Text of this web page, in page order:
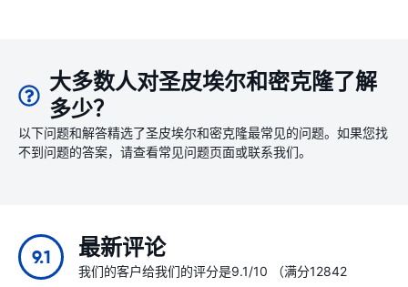
大多数人对圣皮埃尔和密克隆了解
多少？
以下问题和解答精选了圣皮埃尔和密克隆最常见的问题。如果您找
不到问题的答案，请查看常见问题页面或联系我们。
9.1 最新评论
我们的客户给我们的评分是9.1/10 （满分12842